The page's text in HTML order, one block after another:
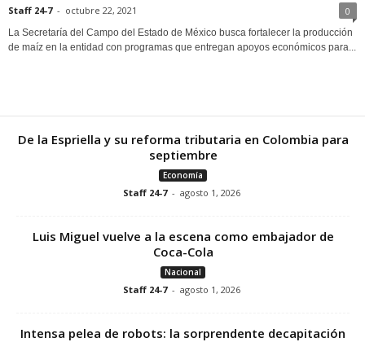
Staff 24-7 - octubre 22, 2021 0
La Secretaría del Campo del Estado de México busca fortalecer la producción
de maíz en la entidad con programas que entregan apoyos económicos para...
De la Espriella y su reforma tributaria en Colombia para
septiembre
Economía
Staff 24-7 - agosto 1, 2026
Luis Miguel vuelve a la escena como embajador de
Coca-Cola
Nacional
Staff 24-7 - agosto 1, 2026
Intensa pelea de robots: la sorprendente decapitación